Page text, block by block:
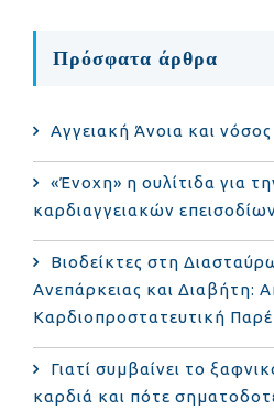
Πρόσφατα άρθρα
Αγγειακή Άνοια και
«Ένοχη» η ουλίτιδα για
καρδιαγγειακών
Βιοδείκτες στη
Ανεπάρκειας και Διαβήτη:
Καρδιοπροστατευτική
Γιατί συμβαίνει το
καρδιά και πότε